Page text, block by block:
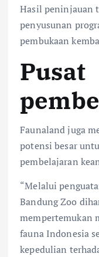
Hasil peninjauan
penyusunan
pembukaan
Pusat
Faunaland juga
potensi besar
pembelajaran
“Melalui
Bandung Zoo
mempertemukan
fauna Indonesia
kepedulian